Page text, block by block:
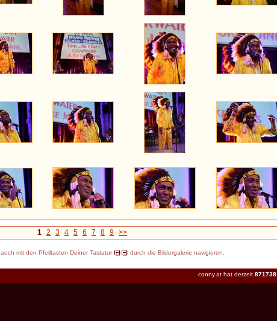
1 2 3 4 5 6 7 8 9 >>
mit den Pfeiltasten Deiner Tastatur durch die Bildergalerie navigieren.
conny.at hat derzeit 871738